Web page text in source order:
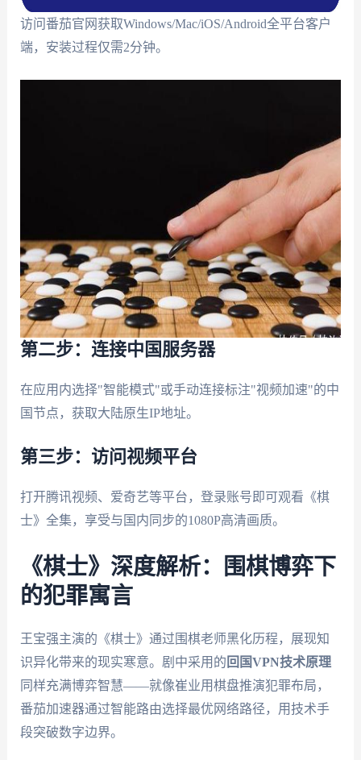
访问番茄官网获取Windows/Mac/iOS/Android全平台客户
端，安装过程仅需2分钟。
第二步：连接中国服务器
在应用内选择"智能模式"或手动连接标注"视频加速"的中
国节点，获取大陆原生IP地址。
第三步：访问视频平台
打开腾讯视频、爱奇艺等平台，登录账号即可观看《棋
士》全集，享受与国内同步的1080P高清画质。
《棋士》深度解析：围棋博弈下
的犯罪寓言
王宝强主演的《棋士》通过围棋老师黑化历程，展现知
识异化带来的现实寒意。剧中采用的 回国VPN技术原理
同样充满博弈智慧——就像崔业用棋盘推演犯罪布局，
番茄加速器通过智能路由选择最优网络路径，用技术手
段突破数字边界。